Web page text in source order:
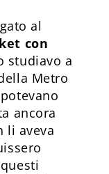
al
con
studiavo a
Metro
ancora
li aveva